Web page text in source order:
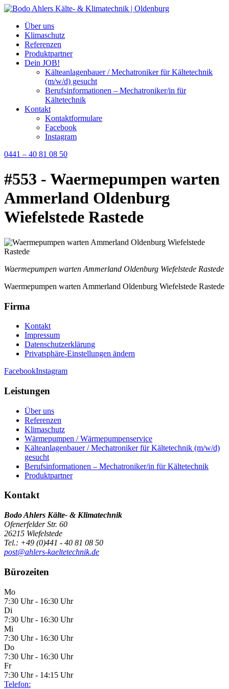
Über uns
Klimaschutz
Referenzen
Produktpartner
Dein JOB!
Kälteanlagenbauer / Mechatroniker für Kältetechnik
(m/w/d) gesucht
Berufsinformationen – Mechatroniker/in für
Kältetechnik
Kontakt
Kontaktformulare
Facebook
Instagram
0441 – 40 81 08 50
#553 - Waermepumpen warten
Ammerland Oldenburg
Wiefelstede Rastede
Waermepumpen warten Ammerland Oldenburg Wiefelstede Rastede
Waermepumpen warten Ammerland Oldenburg Wiefelstede Rastede
Firma
Kontakt
Impressum
Datenschutzerklärung
Privatsphäre-Einstellungen ändern
FacebookInstagram
Leistungen
Über uns
Referenzen
Klimaschutz
Wärmepumpen / Wärmepumpenservice
Kälteanlagenbauer / Mechatroniker für Kältetechnik (m/w/d)
gesucht
Berufsinformationen – Mechatroniker/in für Kältetechnik
Produktpartner
Kontakt
Bodo Ahlers Kälte- & Klimatechnik
Ofenerfelder Str. 60
26215 Wiefelstede
Tel.: +49 (0)441 - 40 81 08 50
post@ahlers-kaeltetechnik.de
Bürozeiten
Mo
7:30 Uhr - 16:30 Uhr
Di
7:30 Uhr - 16:30 Uhr
Mi
7:30 Uhr - 16:30 Uhr
Do
7:30 Uhr - 16:30 Uhr
Fr
7:30 Uhr - 14:15 Uhr
Telefon: